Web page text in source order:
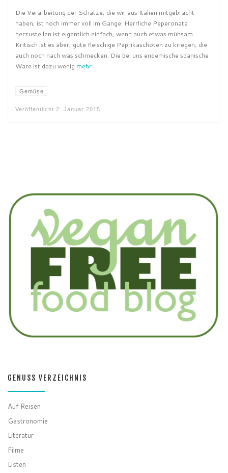
Die Verarbeitung der Schätze, die wir aus Italien mitgebracht
haben, ist noch immer voll im Gange: Herrliche Peperonata
herzustellen ist eigentlich einfach, wenn auch etwas mühsam.
Kritisch ist es aber, gute fleischige Paprikaschoten zu kriegen, die
auch noch nach was schmecken. Die bei uns endemische spanische
Ware ist dazu wenig mehr
Gemüse
Veröffentlicht 2. Januar 2015
GENUSS VERZEICHNIS
Auf Reisen
Gastronomie
Literatur
Filme
Listen